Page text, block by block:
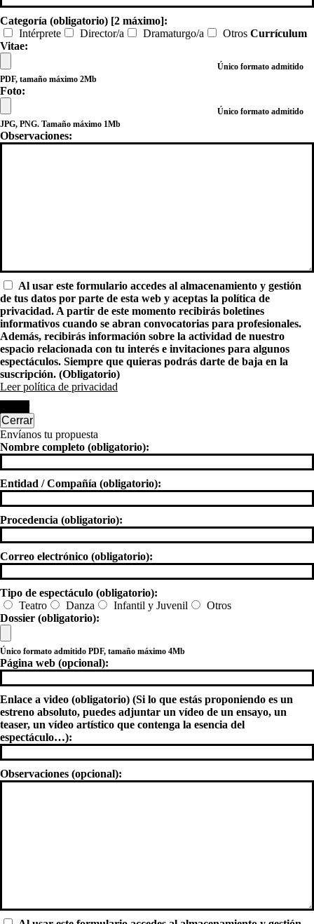
Categoría (obligatorio) [2 máximo]:
Intérprete
Director/a Dramaturgo/a Otros Currículum
Vitae:
Único formato admitido
PDF, tamaño máximo 2Mb
Foto:
Único formato admitido
JPG, PNG. Tamaño máximo 1Mb
Observaciones:
Al usar este formulario accedes al almacenamiento y gestión
de tus datos por parte de esta web y aceptas la política de
privacidad. A partir de este momento recibirás boletines
informativos cuando se abran convocatorias para profesionales.
Además, recibirás información sobre la actividad de nuestro
espacio relacionada con tu interés e invitaciones para algunos
espectáculos. Siempre que quieras podrás darte de baja en la
suscripción. (Obligatorio)
Leer política de privacidad
Cerrar
Envíanos tu propuesta
Nombre completo (obligatorio):
Entidad / Compañía (obligatorio):
Procedencia (obligatorio):
Correo electrónico (obligatorio):
Tipo de espectáculo (obligatorio):
Teatro
Danza Infantil y Juvenil
Otros
Dossier (obligatorio):
Único formato admitido PDF, tamaño máximo 4Mb
Página web (opcional):
Enlace a video (obligatorio) (Si lo que estás proponiendo es un
estreno absoluto, puedes adjuntar un vídeo de un ensayo, un
teaser, un vídeo artístico que contenga la esencia del
espectáculo…):
Observaciones (opcional):